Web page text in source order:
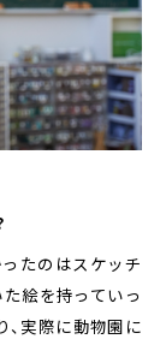
たのはスケッチ
絵を持っていっ
実際に動物園に